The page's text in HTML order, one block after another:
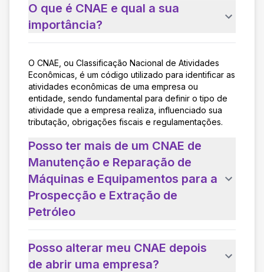
O que é CNAE e qual a sua
importância?
O CNAE, ou Classificação Nacional de Atividades
Econômicas, é um código utilizado para identificar as
atividades econômicas de uma empresa ou
entidade, sendo fundamental para definir o tipo de
atividade que a empresa realiza, influenciado sua
tributação, obrigações fiscais e regulamentações.
Posso ter mais de um CNAE de
Manutenção e Reparação de
Máquinas e Equipamentos para a
Prospecção e Extração de
Petróleo
Posso alterar meu CNAE depois
de abrir uma empresa?